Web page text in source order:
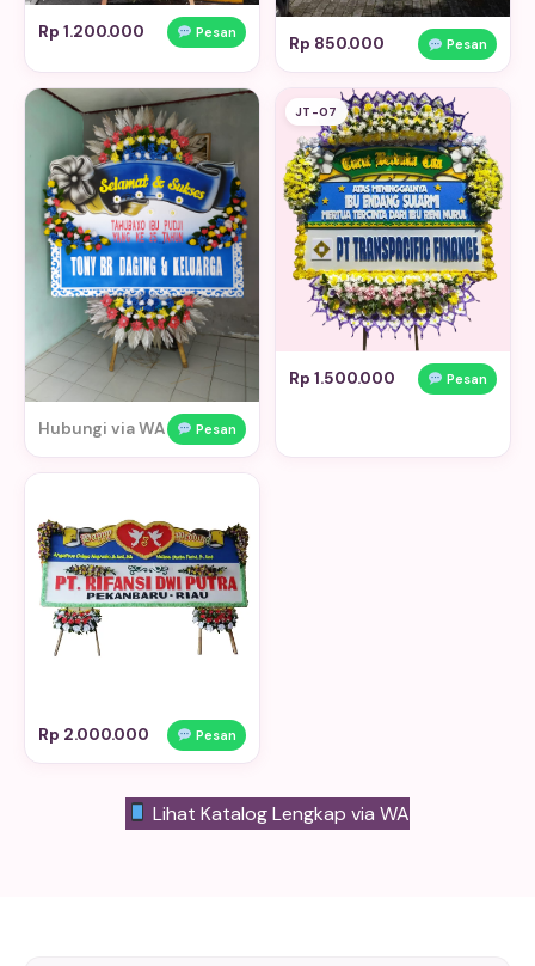
Rp 1.200.000 Pesan
Rp 850.000 Pesan
Hubungi via WA Pesan
JT-07
Rp 1.500.000 Pesan
Rp 2.000.000 Pesan
Lihat Katalog Lengkap via WA